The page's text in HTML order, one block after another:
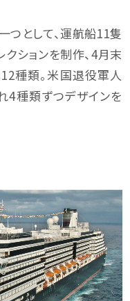
つとして、運航船11隻
ションを制作、4月末
種類。米国退役軍人
4種類ずつデザインを